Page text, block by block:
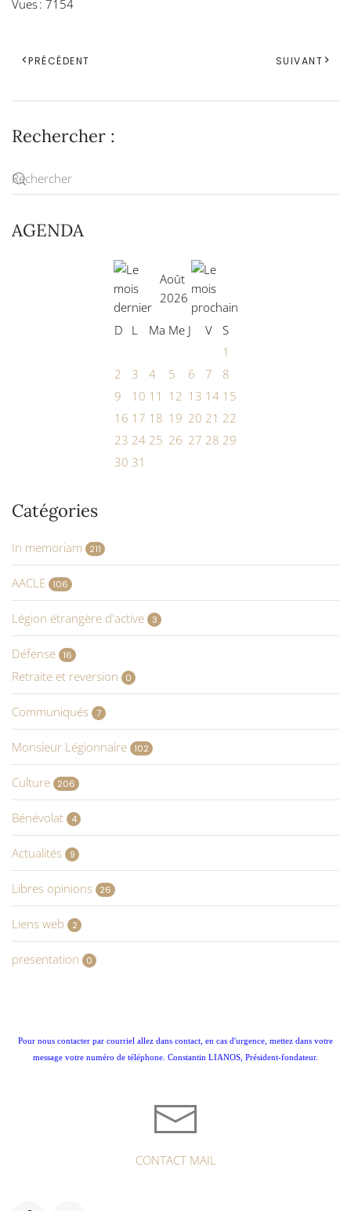
Vues : 7154
PRÉCÉDENT SUIVANT
Rechercher :
AGENDA
Août
2026
D L Ma Me J V
S
1
2
3 4 5 6 7
8
9
10 11 12 13 14 15
16 17 18 19 20 21 22
23 24 25 26 27 28 29
30 31
Catégories
In memoriam 211
AACLE 106
Légion étrangère d'active 3
Défense 16
Retraite et reversion 0
Communiqués 7
Monsieur Légionnaire 102
Culture 206
Bénévolat 4
Actualités 9
Libres opinions 26
Liens web 2
presentation 0
Pour nous contacter par courriel allez dans contact, en cas d'urgence, mettez dans votre
message votre numéro de téléphone. Constantin LIANOS, Président-fondateur.
CONTACT MAIL